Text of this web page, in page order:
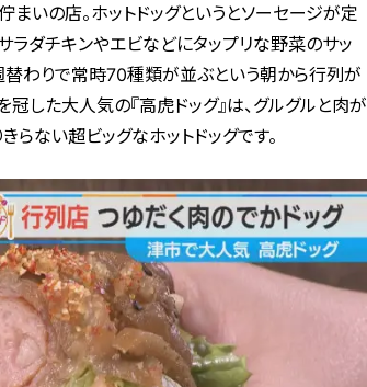
まいの店。ホットドッグというとソーセージが定
ラダチキンやエビなどにタップリな野菜のサッ
替わりで常時70種類が並ぶという朝から行列が
した大人気の『高虎ドッグ』は、グルグルと肉が
ない超ビッグなホットドッグです。